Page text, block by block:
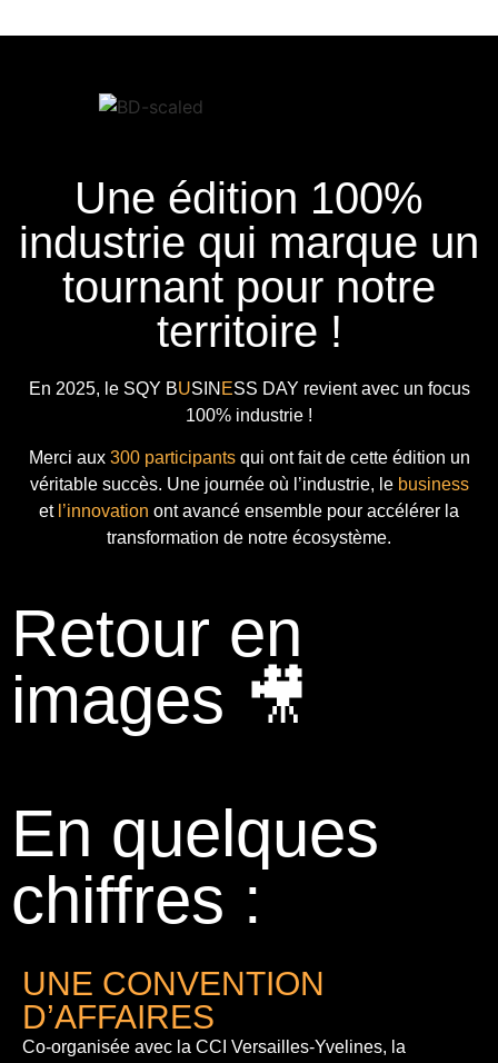
Une édition 100%
industrie qui marque un
tournant pour notre
territoire !
En 2025, le SQY BUSIN ESS DAY revient avec un focus
100% industrie !
Merci aux 300 participantsqui ont fait de cette édition un
véritable succès. Une journée où l’industrie, le business
et l’innovation ont avancé ensemble pour accélérer la
transformation de notre écosystème.
Retour en
images 🎥
En quelques
chiffres :
UNE CONVENTION
D’AFFAIRES
Co-organisée avec la CCI Versailles-Yvelines, la